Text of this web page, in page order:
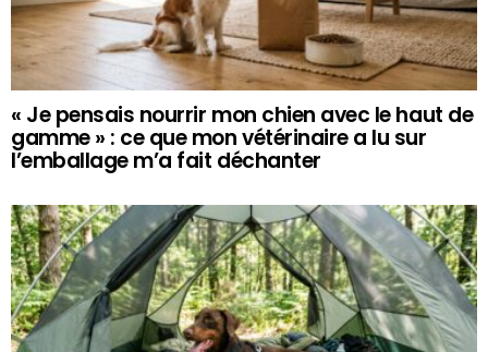
« Je pensais nourrir mon chien avec le haut de
gamme » : ce que mon vétérinaire a lu sur
l’emballage m’a fait déchanter